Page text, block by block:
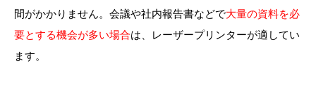
間がかかりません。会議や社内報告書などで大量の資料を必
要とする機会が多い場合は、レーザープリンターが適してい
ます。